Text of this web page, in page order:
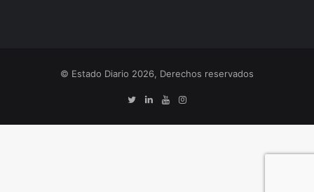
© Estado Diario 2026, Derechos reservados